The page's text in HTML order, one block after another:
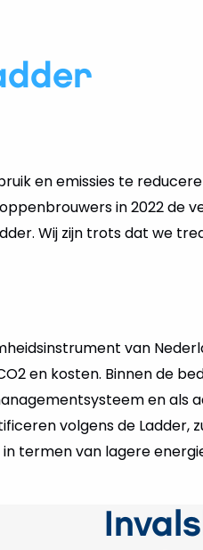
en emissies te
in 2022 de
Wij zijn trots dat we
van
en kosten. Binnen de
en als
volgens de Ladder,
termen van lagere